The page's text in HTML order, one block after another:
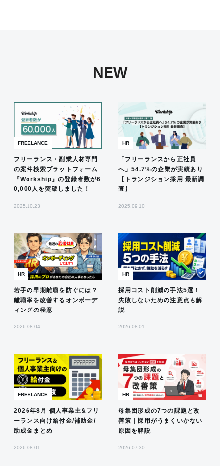
NEW
FREELANCE
フリーランス・副業人材専門
の案件検索プラットフォーム
『Workship』の登録者数が6
0,000人を突破しました！
2025.10.23
HR
「フリーランスから正社員
へ」54.7%の企業が実績あり
【トランジション採用 最新調
査】
2025.09.10
HR
若手の早期離職を防ぐには？
離職率を改善するオンボーデ
ィングの極意
2026.08.04
HR
採用コスト削減の手法5選！
失敗しないための注意点も解
説
2026.08.01
FREELANCE
2026年8月 個人事業主&フリ
ーランス向け給付金/補助金/
助成金まとめ
2026.08.01
HR
母集団形成の7つの課題と改
善策｜採用がうまくいかない
原因を解説
2026.07.30